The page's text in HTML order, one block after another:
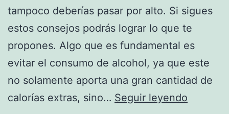
tampoco deberías pasar por alto. Si sigues
estos consejos podrás lograr lo que te
propones. Algo que es fundamental es
evitar el consumo de alcohol, ya que este
no solamente aporta una gran cantidad de
calorías extras, sino… Seguir leyendo